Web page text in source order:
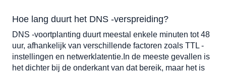
Hoe lang duurt het DNS -verspreiding?
DNS -voortplanting duurt meestal enkele minuten tot 48
uur, afhankelijk van verschillende factoren zoals TTL -
instellingen en netwerklatentie.In de meeste gevallen is
het dichter bij de onderkant van dat bereik, maar het is